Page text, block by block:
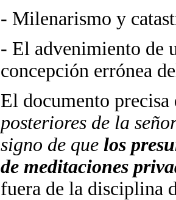
- Milenarismo y
- El advenimiento de
concepción errónea
El documento
posteriores de la
signo de que los
de meditaciones
fuera de la disciplina